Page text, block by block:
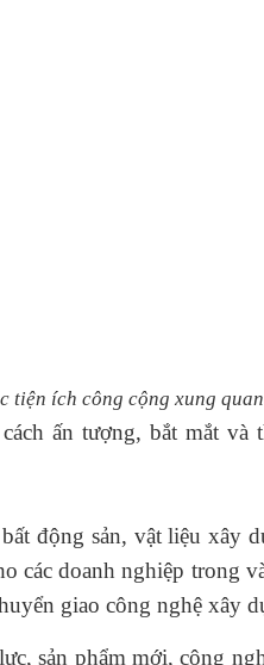
tiện ích công cộng xung
ấn tượng, bắt mắt và
động sản, vật liệu xây
các doanh nghiệp trong
giao công nghệ xây
sản phẩm mới, công